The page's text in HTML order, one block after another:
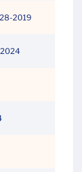
2019
2024